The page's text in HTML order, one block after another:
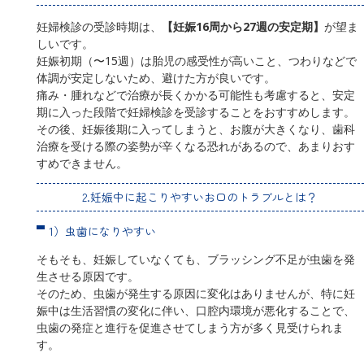
妊婦検診の受診時期は、 【妊娠16周から27週の安定期】 が望ま
しいです。
妊娠初期（〜15週）は胎児の感受性が高いこと、つわりなどで
体調が安定しないため、避けた方が良いです。
痛み・腫れなどで治療が長くかかる可能性も考慮すると、安定
期に入った段階で妊婦検診を受診することをおすすめします。
その後、妊娠後期に入ってしまうと、お腹が大きくなり、歯科
治療を受ける際の姿勢が辛くなる恐れがあるので、あまりおす
すめできません。
2.妊娠中に起こりやすいお口のトラブルとは？
1）虫歯になりやすい
そもそも、妊娠していなくても、ブラッシング不足が虫歯を発
生させる原因です。
そのため、虫歯が発生する原因に変化はありませんが、特に妊
娠中は生活習慣の変化に伴い、口腔内環境が悪化することで、
虫歯の発症と進行を促進させてしまう方が多く見受けられま
す。